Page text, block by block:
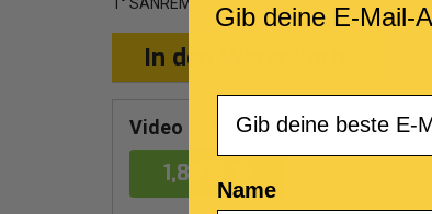
1° SANREMO 1995
In den Warenkorb
Video mit Karaoke-Text
1,89 €
Gib deine E-Mail-
Name